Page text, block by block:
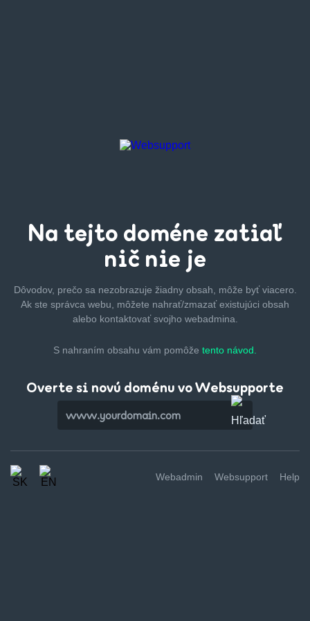
Na tejto doméne zatiaľ
nič nie je
Dôvodov, prečo sa nezobrazuje žiadny obsah, môže byťviacero.
Ak ste správca webu, môžete nahrať/zmazaťexistujúci obsah
alebo kontaktovať svojho webadmina.
S nahraním obsahu vám pomôže tento návod.
Overte si novú doménu vo Websupporte
Webadmin Websupport Help